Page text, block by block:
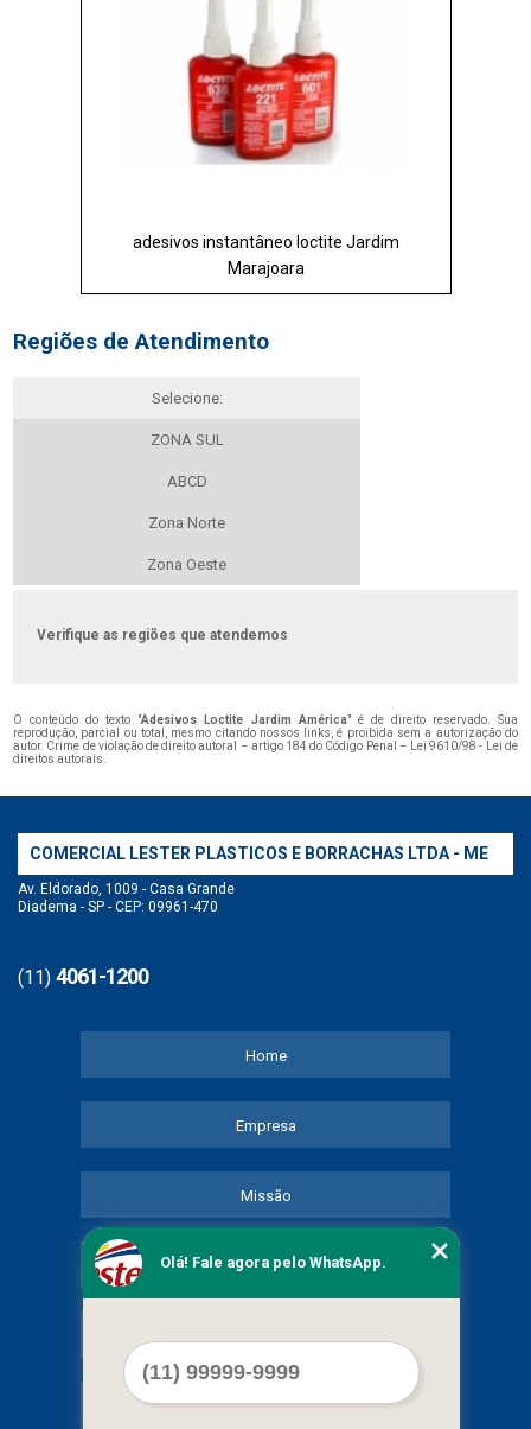
adesivos instantâneo loctite Jardim
Marajoara
Regiões de Atendimento
Selecione:
ZONA SUL
ABCD
Zona Norte
Zona Oeste
Verifique as regiões que atendemos
O conteúdo do texto "Adesivos Loctite Jardim América" é de direito reservado. Sua
reprodução, parcial ou total, mesmo citando nossos links, é proibida sem a autorização do
autor. Crime de violação de direito autoral – artigo 184 do Código Penal –
Lei 9610/98 - Lei de
direitos autorais
COMERCIAL LESTER PLASTICOS E BORRACHAS LTDA - ME
Av. Eldorado, 1009 - Casa Grande
Diadema - SP - CEP: 09961-470
(11) 4061-1200
Home
Empresa
Missão
Serviços
Mapa do site
Olá! Fale agora pelo WhatsApp.